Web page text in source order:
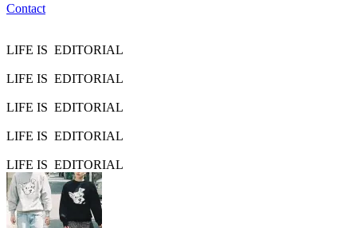
Contact
LIFE IS EDITORIAL
LIFE IS EDITORIAL
LIFE IS EDITORIAL
LIFE IS EDITORIAL
LIFE IS EDITORIAL